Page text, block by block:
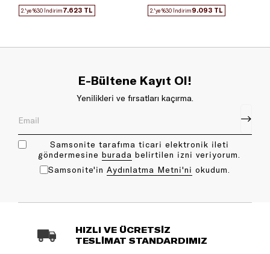
2.'ye %30 İndirim7.623 TL 2.'ye %30 İndirim9.093 TL
E-Bültene Kayıt Ol!
Yenilikleri ve fırsatları kaçırma.
Samsonite tarafıma ticari elektronik ileti
göndermesine bu rada belirtilen izni veriyorum.
Samsonite'in Aydınlatma Metni'ni okudum.
HIZLI VE ÜCRETSİZ
TESLİMAT STANDARDIMIZ